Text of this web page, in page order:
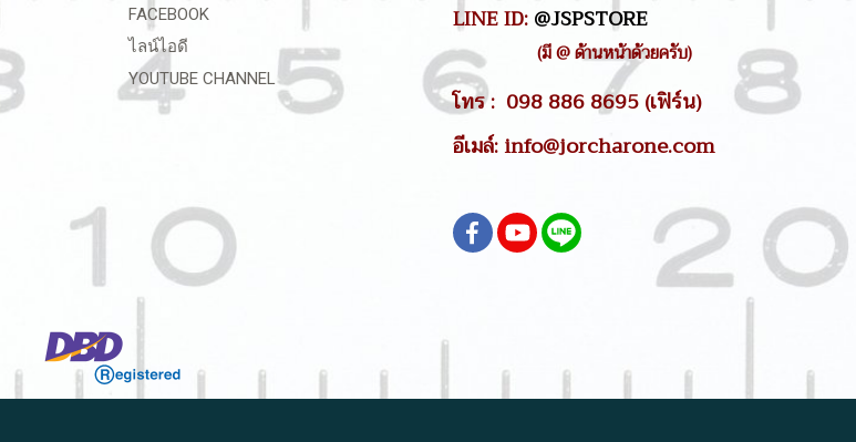
FACEBOOK
ไลน์ไอดี
YOUTUBE CHANNEL
LINE ID:@JSPSTORE
(มี @ ด้านหน้าด้วยครับ)
โทร : 098 886 8695 (เฟิร์น)
อีเมล์: info@jorcharone.com